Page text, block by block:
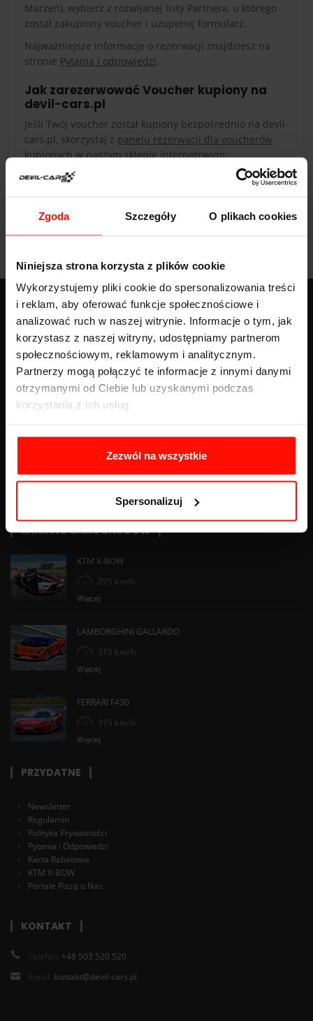
Zgoda Szczegóły O plikach cookies
Niniejsza strona korzysta z plików cookie
Wykorzystujemy pliki cookie do spersonalizowania treści
i reklam, aby oferować funkcje społecznościowe i
analizować ruch w naszej witrynie. Informacje o tym, jak
korzystasz z naszej witryny, udostępniamy partnerom
społecznościowym, reklamowym i analitycznym.
Partnerzy mogą połączyć te informacje z innymi danymi
otrzymanymi od Ciebie lub uzyskanymi podczas
korzystania z ich usług.
Zezwól na wszystkie
Spersonalizuj
Marzeń), wybierz z rozwijanej listy Partnera, u którego
został zakupiony voucher i uzupełnij formularz.
Najważniejsze informacje o rezerwacji znajdziesz na
stronie Pytania i odpowiedzi.
Jak zarezerwować Voucher kupiony na
devil-cars.pl
Jeśli Twój voucher został kupiony bezpośrednio na devil-
cars.pl, skorzystaj z panelu rezerwacji dla voucherów
kupionych w naszym sklepie internetowym.
Masz problem z rezerwacją albo nie wiesz, gdzie wpisać
BLOG
Znaki nakazu - pełna lista z opisem, wyglądem i znaczeniem
Więcej
Drifting vs jazda torowa - która dyscyplina jest dla Ciebie?
RANKING SAMOCHODÓW
KTM X-BOW
295 km/h
Więcej
LAMBORGHINI GALLARDO
315 km/h
Więcej
FERRARI F430
315 km/h
Więcej
PRZYDATNE
Newsletter
Regulamin
Polityka Prywatności
Pytania i Odpowiedzi
Karta Rabatowa
KTM X-BOW
Portale Piszą o Nas
KONTAKT
Telefon: +48 503 520 520
Email: kontakt@devil-cars.pl